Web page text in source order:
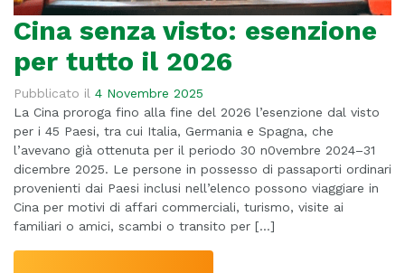
Cina senza visto: esenzione
per tutto il 2026
Pubblicato il 4 Novembre 2025
La Cina proroga fino alla fine del 2026 l’esenzione dal visto
per i 45 Paesi, tra cui Italia, Germania e Spagna, che
l’avevano già ottenuta per il periodo 30 n0vembre 2024–31
dicembre 2025. Le persone in possesso di passaporti ordinari
provenienti dai Paesi inclusi nell’elenco possono viaggiare in
Cina per motivi di affari commerciali, turismo, visite ai
familiari o amici, scambi o transito per […]